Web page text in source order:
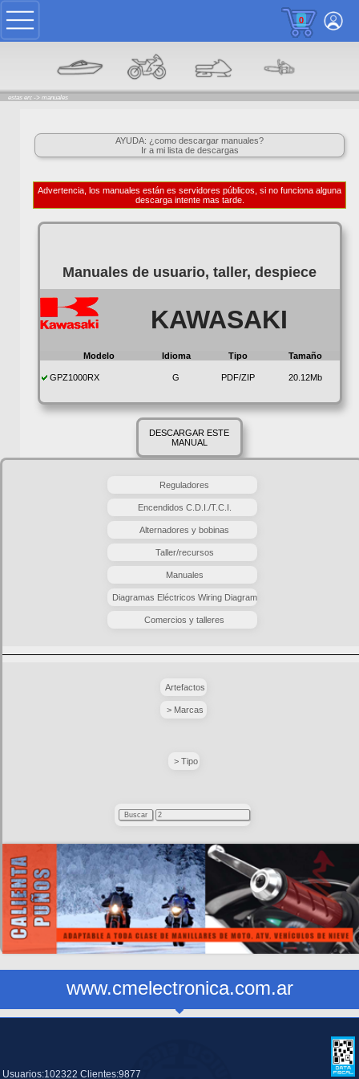
0
estas en: -> manuales
AYUDA: ¿como descargar manuales?
Ir a mi lista de descargas
Advertencia, los manuales están es servidores públicos, si no funciona alguna
descarga intente mas tarde.
Manuales de usuario, taller, despiece
KAWASAKI
Modelo Idioma Tipo Tamaño
GPZ1000RX G PDF/ZIP 20.12Mb
DESCARGAR ESTE
MANUAL
Reguladores
Encendidos C.D.I./T.C.I.
Alternadores y bobinas
Taller/recursos
Manuales
Diagramas Eléctricos Wiring Diagram
Comercios y talleres
Artefactos
> Marcas
> Tipo
www.cmelectronica.com.ar
Usuarios:102322 Clientes:9877